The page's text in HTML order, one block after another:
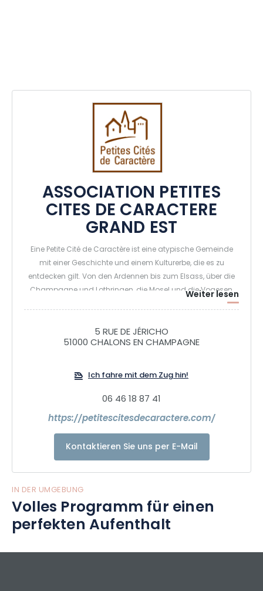
ASSOCIATION PETITES
CITES DE CARACTERE
GRAND EST
Eine Petite Cité de Caractère ist eine atypische Gemeinde
mit einer Geschichte und einem Kulturerbe, die es zu
entdecken gilt. Von den Ardennen bis zum Elsass, über die
Champagne und Lothringen, die Mosel und die Vogesen,
außergewöhnliche Besichtigungen, verborgene Schätze
und charaktervolle Veranstaltungen. Nehmen Sie sich die
werden dort eine gewisse Lebenskunst zu schätzen wissen.
Weiter lesen
5 RUE DE JÉRICHO
51000 CHALONS EN CHAMPAGNE
Ich fahre mit dem Zug hin!
06 46 18 87 41
https://petitescitesdecaractere.com/
Kontaktieren Sie uns per E-Mail
IN DER UMGEBUNG
Volles Programm für einen
perfekten Aufenthalt